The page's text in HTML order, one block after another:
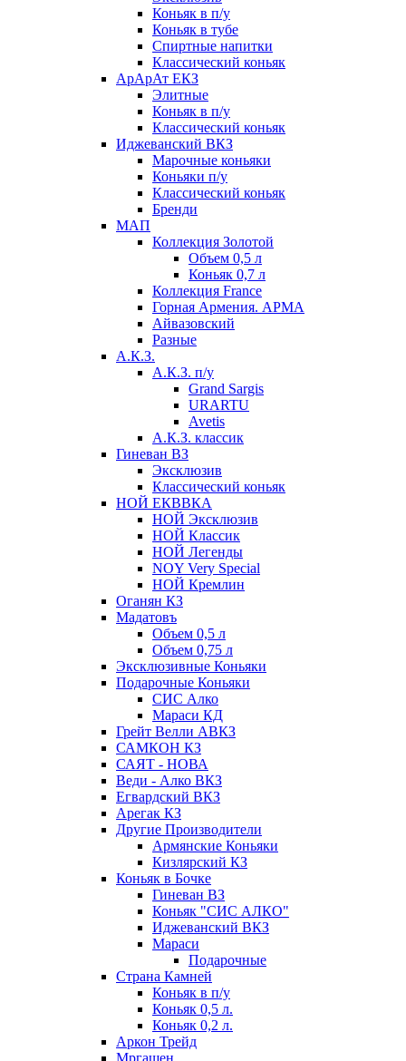
Коньяк в п/у
Коньяк в тубе
Спиртные напитки
Классический коньяк
АрАрАт ЕКЗ
Элитные
Коньяк в п/у
Классический коньяк
Иджеванский ВКЗ
Марочные коньяки
Коньяки п/у
Классический коньяк
Бренди
МАП
Коллекция Золотой
Объем 0,5 л
Коньяк 0,7 л
Коллекция France
Горная Армения. АРМА
Айвазовский
Разные
А.К.З.
А.К.З. п/у
Grand Sargis
URARTU
Avetis
А.К.З. классик
Гиневан ВЗ
Эксклюзив
Классический коньяк
НОЙ ЕКВВКА
НОЙ Эксклюзив
НОЙ Классик
НОЙ Легенды
NOY Very Speсial
НОЙ Кремлин
Оганян КЗ
Мадатовъ
Объем 0,5 л
Объем 0,75 л
Эксклюзивные Коньяки
Подарочные Коньяки
СИС Алко
Мараси КД
Грейт Велли АВКЗ
САМКОН КЗ
САЯТ - НОВА
Веди - Алко ВКЗ
Егвардский ВКЗ
Арегак КЗ
Другие Производители
Армянские Коньяки
Кизлярский КЗ
Коньяк в Бочке
Гиневан ВЗ
Коньяк "СИС АЛКО"
Иджеванский ВКЗ
Мараси
Подарочные
Страна Камней
Коньяк в п/у
Коньяк 0,5 л.
Коньяк 0,2 л.
Аркон Трейд
Мргашен